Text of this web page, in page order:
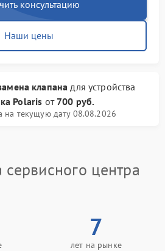
консультацию
Наши цены
клапана для устройства
Polaris от 700 руб.
на текущую дату 08.08.2026
центра
7
лет на рынке